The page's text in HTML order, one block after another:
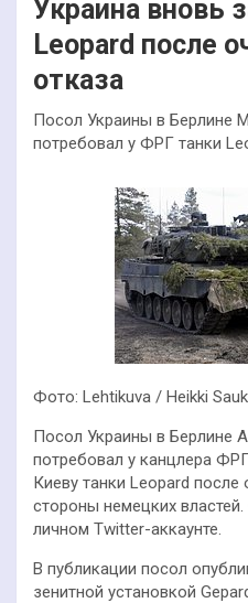
Украина вновь
Leopard после
отказа
Посол Украины в Берлине
потребовал у ФРГ танки
Фото: Lehtikuva / Heikki
Посол Украины в Берлине
потребовал у канцлера
Киеву танки Leopard после
стороны немецких
личном Twitter-аккаунте.
В публикации посол
зенитной установкой